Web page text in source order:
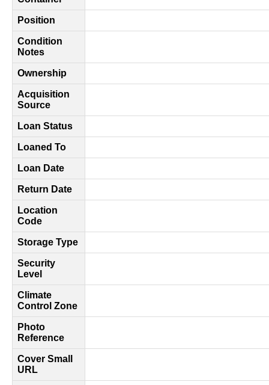
Position
Condition
Notes
Ownership
Acquisition
Source
Loan Status
Loaned To
Loan Date
Return Date
Location
Code
Storage Type
Security
Level
Climate
Control Zone
Photo
Reference
Cover Small
URL